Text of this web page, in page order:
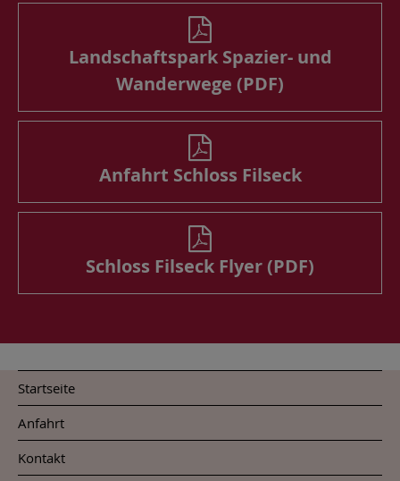
Landschaftspark Spazier- und
Wanderwege (PDF)
Anfahrt Schloss Filseck
Schloss Filseck Flyer (PDF)
Startseite
Anfahrt
Kontakt